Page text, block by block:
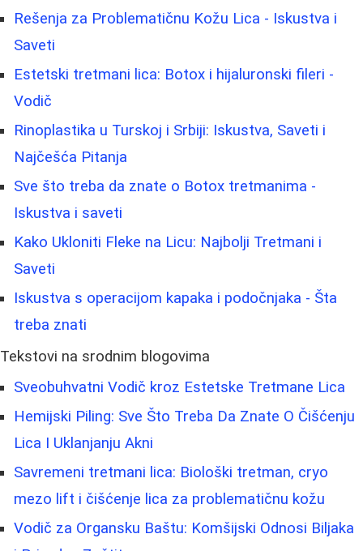
Rešenja za Problematičnu Kožu Lica - Iskustva i
Saveti
Estetski tretmani lica: Botox i hijaluronski fileri -
Vodič
Rinoplastika u Turskoj i Srbiji: Iskustva, Saveti i
Najčešća Pitanja
Sve što treba da znate o Botox tretmanima -
Iskustva i saveti
Kako Ukloniti Fleke na Licu: Najbolji Tretmani i
Saveti
Iskustva s operacijom kapaka i podočnjaka - Šta
treba znati
Tekstovi na srodnim blogovima
Sveobuhvatni Vodič kroz Estetske Tretmane Lica
Hemijski Piling: Sve Što Treba Da Znate O Čišćenju
Lica I Uklanjanju Akni
Savremeni tretmani lica: Biološki tretman, cryo
mezo lift i čišćenje lica za problematičnu kožu
Vodič za Organsku Baštu: Komšijski Odnosi Biljaka